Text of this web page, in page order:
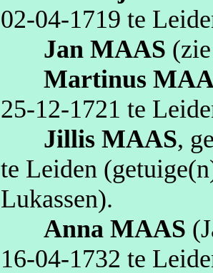
02‑04‑1719 te
Jan MAAS
Martinus
25‑12‑1721 te
Jillis MAAS,
te Leiden
Lukassen).
Anna MAAS (
16‑04‑1732 te